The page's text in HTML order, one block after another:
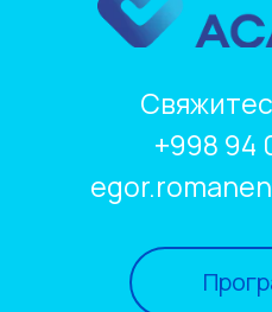
+998 94